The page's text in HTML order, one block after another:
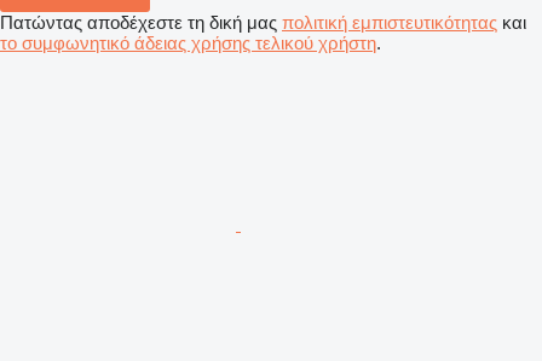
Πατώντας αποδέχεστε τη δική μας πολιτική εμπιστευτικότητας και
το συμφωνητικό άδειας χρήσης τελικού χρήστη.